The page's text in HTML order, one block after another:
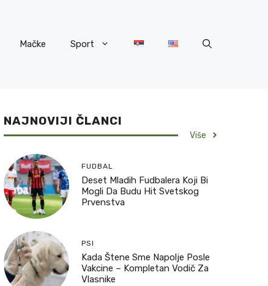
Mačke Sport
NAJNOVIJI ČLANCI
Više
FUDBAL
Deset Mladih Fudbalera Koji Bi
Mogli Da Budu Hit Svetskog
Prvenstva
PSI
Kada Štene Sme Napolje Posle
Vakcine – Kompletan Vodič Za
Vlasnike